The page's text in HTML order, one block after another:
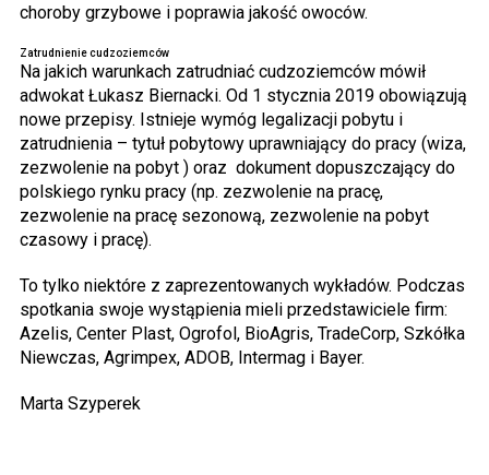
choroby grzybowe i poprawia jakość owoców.
Zatrudnienie cudzoziemców
Na jakich warunkach zatrudniać cudzoziemców mówił
adwokat Łukasz Biernacki. Od 1 stycznia 2019 obowiązują
nowe przepisy. Istnieje wymóg legalizacji pobytu i
zatrudnienia – tytuł pobytowy uprawniający do pracy (wiza,
zezwolenie na pobyt ) oraz dokument dopuszczający do
polskiego rynku pracy (np. zezwolenie na pracę,
zezwolenie na pracę sezonową, zezwolenie na pobyt
czasowy i pracę).
To tylko niektóre z zaprezentowanych wykładów. Podczas
spotkania swoje wystąpienia mieli przedstawiciele firm:
Azelis, Center Plast, Ogrofol, BioAgris, TradeCorp, Szkółka
Niewczas, Agrimpex, ADOB, Intermag i Bayer.
Marta Szyperek